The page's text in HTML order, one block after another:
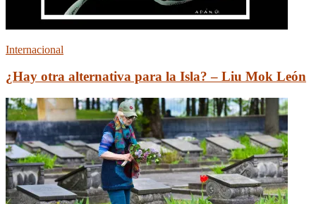
Internacional
¿Hay otra alternativa para la Isla? – Liu Mok León